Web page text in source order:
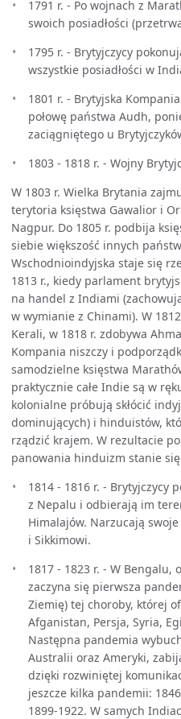
1791 r. - Po wojnach z
swoich posiadłości
1795 r. - Brytyjczycy
wszystkie posiadłości w
1801 r. - Brytyjska
połowę państwa Audh,
zaciągniętego u
1803 - 1818 r. - Wojny
W 1803 r. Wielka Brytania
terytoria księstwa Gawalior i
Nagpur. Do 1805 r. podbija
siebie większość innych
Wschodnioindyjska staje się
1813 r., kiedy parlament
na handel z Indiami
w wymianie z Chinami). W
Kerali, w 1818 r. zdobywa
Kompania niszczy i
samodzielne księstwa
praktycznie całe Indie są w
kolonialne próbują skłócić
dominujących) i hinduistów,
rządzić krajem. W rezultacie
panowania hinduizm stanie
1814 - 1816 r. - Brytyjczycy
z Nepalu i odbierają im
Himalajów. Narzucają
i Sikkimowi.
1817 - 1823 r. - W
zaczyna się pierwsza
Ziemię) tej choroby, której
Afganistan, Persja, Syria,
Następna pandemia
Australii oraz Ameryki,
dzięki rozwiniętej
jeszcze kilka pandemii:
1899-1922. W samych